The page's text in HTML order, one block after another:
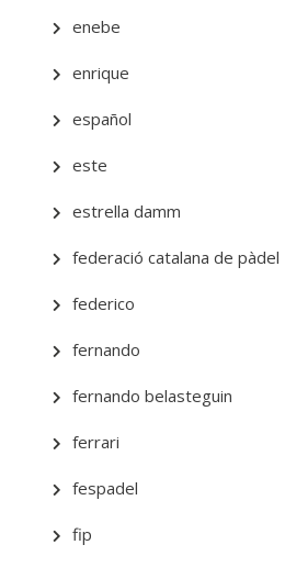
enebe
enrique
español
este
estrella damm
federació catalana de pàdel
federico
fernando
fernando belasteguin
ferrari
fespadel
fip